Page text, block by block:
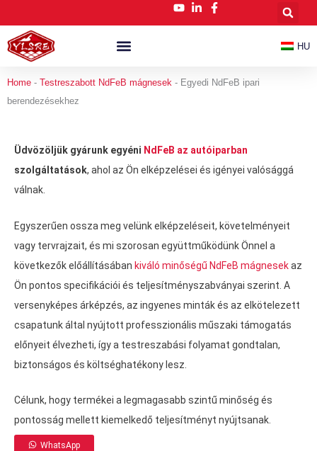
tartalomra
HU
Home - Testreszabott NdFeB mágnesek - Egyedi NdFeB ipari
berendezésekhez
Üdvözöljük gyárunk egyéni NdFeB az autóiparban
szolgáltatások, ahol az Ön elképzelései és igényei valósággá
válnak.
Egyszerűen ossza meg velünk elképzeléseit, követelményeit
vagy tervrajzait, és mi szorosan együttműködünk Önnel a
következők előállításában kiváló minőségű NdFeB mágnesekaz
Ön pontos specifikációi és teljesítményszabványai szerint. A
versenyképes árképzés, az ingyenes minták és az elkötelezett
csapatunk által nyújtott professzionális műszaki támogatás
előnyeit élvezheti, így a testreszabási folyamat gondtalan,
biztonságos és költséghatékony lesz.
Célunk, hogy termékei a legmagasabb szintű minőség és
pontosság mellett kiemelkedő teljesítményt nyújtsanak.
WhatsApp